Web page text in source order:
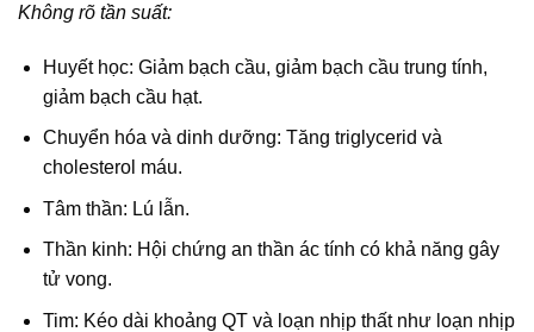
Không rõ tần suất:
Huyết học: Giảm bạch cầu, giảm bạch cầu trung tính,
giảm bạch cầu hạt.
Chuyển hóa và dinh dưỡng: Tăng triglycerid và
cholesterol máu.
Tâm thần: Lú lẫn.
Thần kinh: Hội chứng an thần ác tính có khả năng gây
tử vong.
Tim: Kéo dài khoảng QT và loạn nhịp thất như loạn nhịp